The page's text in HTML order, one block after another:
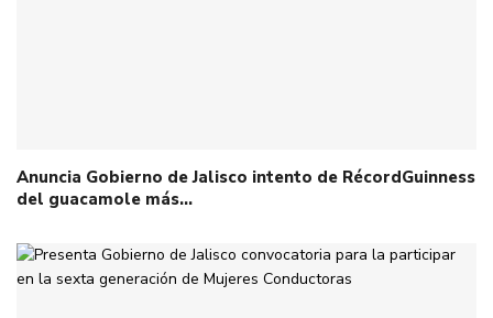
Anuncia Gobierno de Jalisco intento de RécordGuinness
del guacamole más…